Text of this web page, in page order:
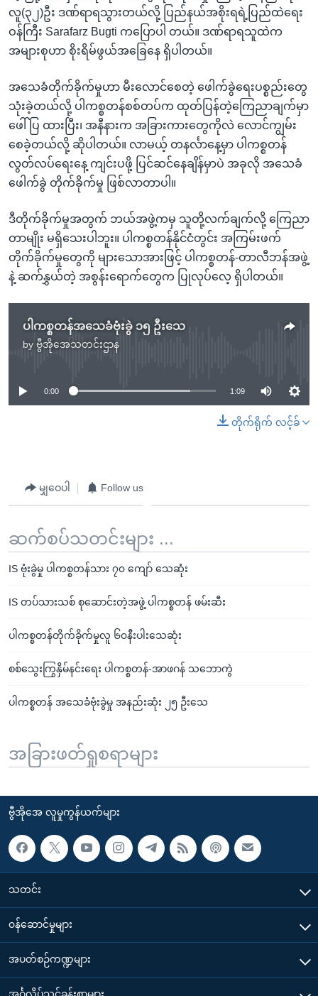
လူ(၃၂)ဦး ဒဏ်ရာရသွားတယ်လို့ ပြည်နယ်အစိုးရရဲ့ပြည်ထဲရေး
ဝန်ကြီး Sarafarz Bugti ကပြောပါ တယ်။ ဒဏ်ရာရသူထဲက
အများစုဟာ စိုးရိမ်ဖွယ်အခြေနေ ရှိပါတယ်။
အသေခံတိုက်ခိုက်မှုဟာ မီးလောင်စေတဲ့ ဖေါက်ခွဲရေးပစ္စည်းတွေ
သုံးခဲ့တယ်လို့ ပါကစ္စတန်စစ်တပ်က ထုတ်ပြန်တဲ့ကြေညာချက်မှာ
ဖေါ်ပြ ထားပြီး၊ အနီနားက အခြားကားတွေကိုလဲ လောင်ကျွမ်း
စေခဲ့တယ်လို့ ဆိုပါတယ်။ လာမယ့် တနင်္လာနေ့မှာ ပါကစ္စတန်
လွတ်လပ်ရေးနေ့ ကျင်းပဖို့ ပြင်ဆင်နေချိန်မှာပဲ အခုလို အသေခံ
ဖေါက်ခွဲ တိုက်ခိုက်မှု ဖြစ်လာတာပါ။
ဒီတိုက်ခိုက်မှုအတွက် ဘယ်အဖွဲ့ကမှ သူတို့လက်ချက်လို့ ကြေညာ
တာမျိုး မရှိသေးပါဘူး။ ပါကစ္စတန်နိုင်ငံတွင်း အကြမ်းဖက်
တိုက်ခိုက်မှုတွေကို များသောအားဖြင့် ပါကစ္စတန်-တာလီဘန်အဖွဲ့
နဲ့ ဆက်နွှယ်တဲ့ အစွန်းရောက်တွေက ပြုလုပ်လေ့ ရှိပါတယ်။
ပါကစ္စတန်အသေခံဗုံးခွဲ ၁၅ ဦးသေ
by ဗွီအိုအေသတင်းဌာန
No media source currently available
0:00 1:09
တိုက်ရိုက် လင့်ခ်
မျှဝေပါ Follow us
ဆက်စပ်သတင်းများ ...
IS ဗုံးခွဲမှု ပါကစ္စတန်သား ၇၀ ကျော် သေဆုံး
IS တပ်သားသစ် စုဆောင်းတဲ့အဖွဲ့ ပါကစ္စတန် ဖမ်းဆီး
ပါကစ္စတန်တိုက်ခိုက်မှုလူ ၆၀နီးပါးသေဆုံး
စစ်သွေးကြွနှိမ်နင်းရေး ပါကစ္စတန်-အာဖဂန် သဘောကွဲ
ပါကစ္စတန် အသေခံဗုံးခွဲမှု အနည်းဆုံး ၂၅ ဦးသေ
အခြားဖတ်ရှုစရာများ
ဗွီအိုအေ လူမှုကွန်ယက်များ
သတင်း
၀န်ဆောင်မှုများ
အပတ်စဉ်ကဏ္ဍများ